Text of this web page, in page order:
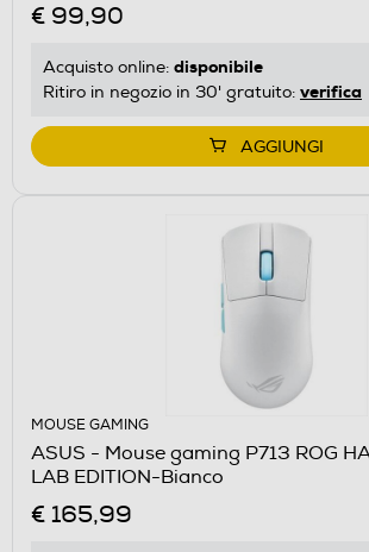
€ 99,90
Acquisto online: disponibile
Ritiro in negozio in 30' gratuito: verifica
AGGIUNGI
MOUSE GAMING
ASUS - Mouse gaming P713 ROG
LAB EDITION-Bianco
€ 165,99